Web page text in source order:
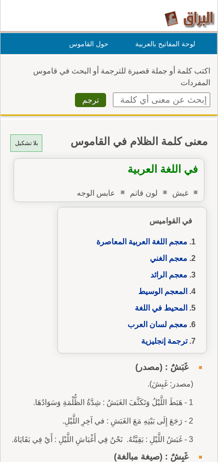
لوحة المفاتيح بالعربية حول القاموس
اكتب كلمة أو جملة قصيرة للترجمة أو البحث في قاموس
المفردات
بلا تشكيل معنى كلمة الظلام في القاموس
في اللغة العربية
غبش لون قاتم عابس الوجه
في القواميس
معجم اللغة العربية المعاصرة
معجم الغني
معجم الرائد
المعجم الوسيط
المحيط في اللغة
معجم لسان العرب
ترجمة إنجليزية
غَبَشٌ : (مصدر)
(مصدر: غَبِشَ).
1 - هَبَطَ اللَّيْلُ وَتَكَثَّفَ الغَبَشُ : شِدَّةُ الظُّلْمَةِ وَسَوَادُهَا.
2 - رَجَعَ إِلَى بَيْتِهِ مَعَ الغَبَشِ : في آخِرِ اللَّيْلِ.
3 - غَبَشُ اللَّيْلِ : بَقِيَّتُهُ. ‏ نَحْنُ فِي أَغْبَاشِ اللَّيْلِ : أَيْ فِي بَقَايَاهُ.
غَبِشٌ : (صيغة مبالغة)